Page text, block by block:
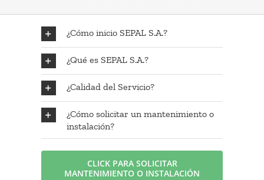
Objeto Social
Naturaleza Jurídica
Gestión de proyectos
Eco Energy
Electrificación rural
Alumbrado navideño
Regeneración urbana
CONVOCATORIAS
TRANSPARENCIA
Plan anual de alumbrado
MAPA DE LUCES
CONTACTOS
¿Cómo inicio SEPAL S.A.?
¿Qué es SEPAL S.A.?
¿Calidad del Servicio?
¿Cómo solicitar un mantenimiento o
instalación?
CLICK PARA SOLICITAR
MANTENIMIENTO O INSTALACIÓN